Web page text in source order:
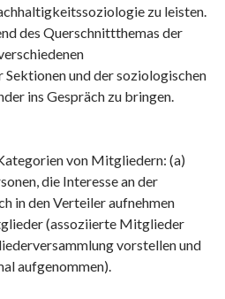
zu leisten.
des Querschnittthemas der
und der soziologischen
ins Gespräch zu bringen.
von Mitgliedern: (a)
die Interesse an der
in den Verteiler aufnehmen
(assoziierte Mitglieder
vorstellen und
aufgenommen).